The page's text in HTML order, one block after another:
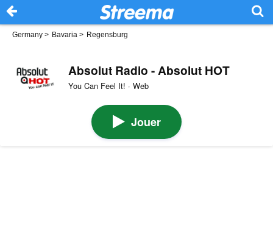
Germany > Bavaria > Regensburg
Absolut Radio - Absolut HOT
You Can Feel It! · Web
Jouer